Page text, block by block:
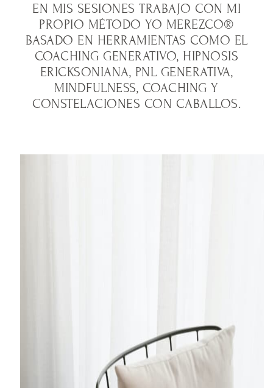
EN MIS SESIONES TRABAJO CON MI
PROPIO MÉTODO YO MEREZCO®
BASADO EN HERRAMIENTAS COMO EL
COACHING GENERATIVO, HIPNOSIS
ERICKSONIANA, PNL GENERATIVA,
MINDFULNESS, COACHING Y
CONSTELACIONES CON CABALLOS.